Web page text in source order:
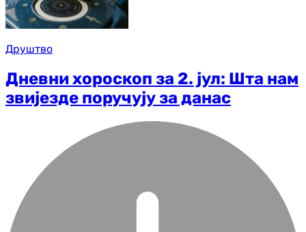
Друштво
Дневни хороскоп за 2. јул: Шта нам
звијезде поручују за данас